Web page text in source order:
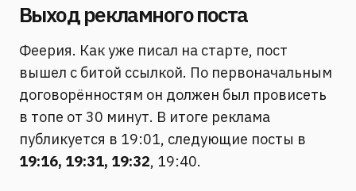
Выход рекламного поста
Феерия. Как уже писал на старте, пост
вышел с битой ссылкой. По первоначальным
договорённостям он должен был провисеть
в топе от 30 минут. В итоге реклама
публикуется в 19:01, следующие посты в
19:16, 19:31, 19:32, 19:40.